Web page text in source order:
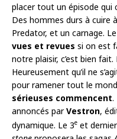
placer tout un épisode qui
Des hommes durs à cuire
Predator, et un carnage.
vues et revues si on est
notre plaisir, c’est bien
Heureusement qu’il ne
pour ramener tout le
sérieuses commencent.
annoncés parVestron,
dynamique. Le 3e et